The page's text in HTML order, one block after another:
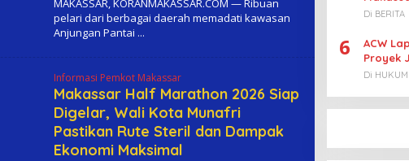
H
M
MAKASSAR, KORANMAKASSAR.COM — Ribuan
pelari dari berbagai daerah memadati kawasan
Anjungan Pantai
Informasi Pemkot Makassar
Makassar Half Marathon 2026 Siap
Digelar, Wali Kota Munafri
Pastikan Rute Steril dan Dampak
Ekonomi Maksimal
Di BERITA
6
ACW
Proyek
Di HUKUM